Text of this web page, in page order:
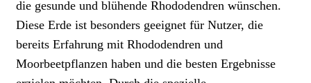
die gesunde und blühende Rhododendren wünschen.
Diese Erde ist besonders geeignet für Nutzer, die
bereits Erfahrung mit Rhododendren und
Moorbeetpflanzen haben und die besten Ergebnisse